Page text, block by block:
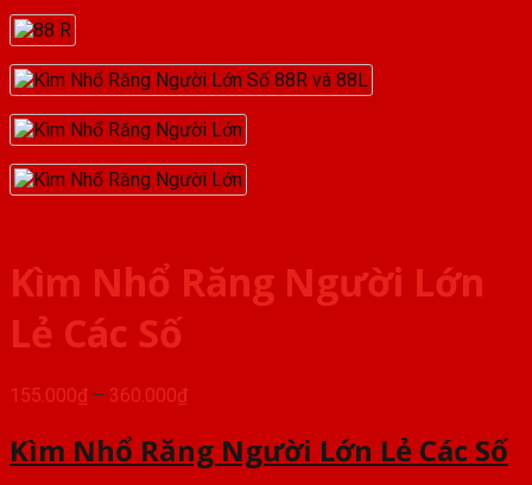
Kìm Nhổ Răng Người Lớn
Lẻ Các Số
155.000₫ – 360.000₫Khoảng
155.000₫
Kìm Nhổ Răng Người Lớn Lẻ Các Số